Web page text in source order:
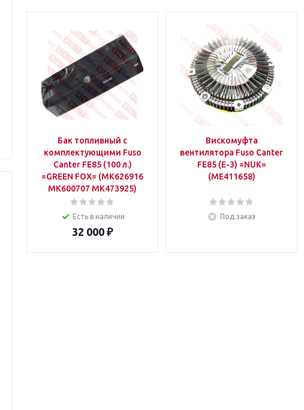
Бак топливный с
комплектующими Fuso
Canter FE85 (100 л.)
=GREEN FOX= (MK626916
MK600707 MK473925)
Есть в наличии
32 000 ₽
Вискомуфта
вентилятора Fuso Canter
FE85 (E-3) =NUK=
(ME411658)
Под заказ